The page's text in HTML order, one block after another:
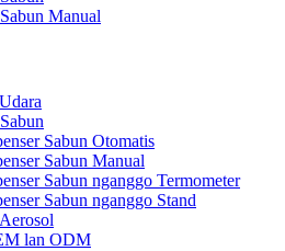
Manual
Sabun Otomatis
Sabun Manual
Sabun nganggo Termometer
Sabun nganggo Stand
lan ODM